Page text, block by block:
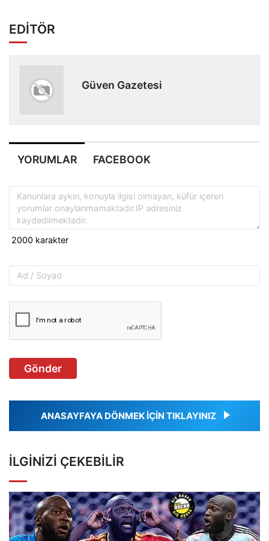
EDİTÖR
Güven Gazetesi
YORUMLAR FACEBOOK
Gönder
ANASAYFAYA DÖNMEK İÇİN TIKLAYINIZ
İLGINIZI ÇEKEBILIR